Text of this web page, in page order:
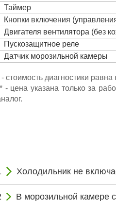
Таймер
Кнопки включения
Двигателя вентилятора (без
Пускозащитное реле
Датчик морозильной камеры
- стоимость диагностики
- цена указана только за
Холодильник не
В морозильной камере